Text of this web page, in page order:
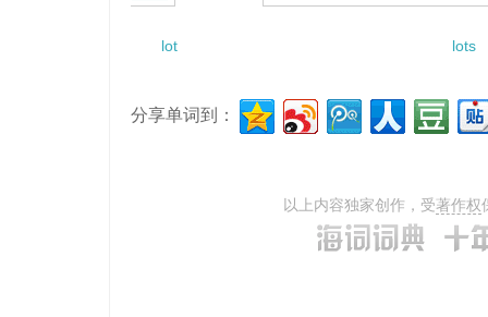
lot lots
分享单词到：
以上内容独家创作，受著作权